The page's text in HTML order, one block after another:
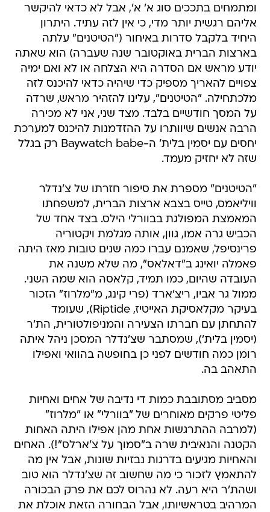
ומתמחים בתככים סוג א' א', אבל לא כדאי להיקשר
אליהם רגשית יותר מדי, כי אין לזה עתיד. היתרון
היחיד בלקבל סדרות באיחור ("הטיטנים" עלתה
בארצות הברית באוקטובר שנה שעברה) הוא שאתה
יודע מראש אם הסדרה היא הצלחה או לא ואם ימיה
צפויים להאריך מספיק כדי שיהיה כדאי להיכנס לזה
מלכתחילה. "הטיטנים", עלינו להזהיר מראש, שרדה
על המסך חודשיים בלבד. מצד שני, אני לא מכירה
הרבה אנשים שיוותרו על ההזדמנות להיכנס למערכת
יחסים עם יסמין בלית' ה-Baywatch babe רק בגלל
שזה לא יחזיק מעמד.
"הטיטנים" מספרת את סיפור חזרתו של צ'נדלר
וויליאמס, טייס בצבא ארצות הברית, למשפחתו
המאמצת המפולגת בבוורלי הילס. בצד אחד של
הכביש גרה אמו, גוון, אותה מגלמת ויקטוריה
פרינסיפל, שאמנם עברו כמה שנים טובות מאז היתה
פאמלה יואינג ב"דאלאס", מה שלא משנה את
העובדה שהיום, כמו תמיד, קלאסה הוא שמה השני.
ממול גר אביו, ריצ'ארד (פרי קינג, מ"מלרוז" הזכור
בעיקר מקלאסיקת האייטיז, Riptide), שעומד
להתחתן עם חברתו הצעירה והמניפולטורית, הת'ר
(יסמין בלית'), שמסתבר שצ'נדלר המסכן ניהל איתה
רומן כמה חודשים לפני כן בחופשה בהוואי ואפילו
התאהב בה.
מסביב מסתובבת כמות די נדיבה של אחים ואחיות
פליטי פרקים מאוחרים של "בוורלי" או "מלרוז"
(למרבה ההתרגשות אחת מהן אפילו היתה האחות
הקטנה והנאיבית שרה ב"סמוך על צ'ארלס"!). האחים
והאחיות מגיעים בדרגות נבזיות שונות, אבל אין מה
להתאמץ לזכור כי מה שחשוב זה שצ'נדלר הוא טוב
ושהת'ר היא רעה. לא נהרוס לכם את פרק הבכורה
המרהיב בטראשיותו, אבל הבחורה הזאת אוכלת את